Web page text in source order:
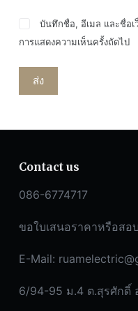
บันทึกชื่อ, อีเมล และชื่อเ
การแสดงความเห็นครั้งถัดไป
ส่ง
Contact us
086-6774717
ขอใบเสนอราคาหรือสอ
E-Mail:
6/94-95 ม.4 ต.สุรศักดิ์